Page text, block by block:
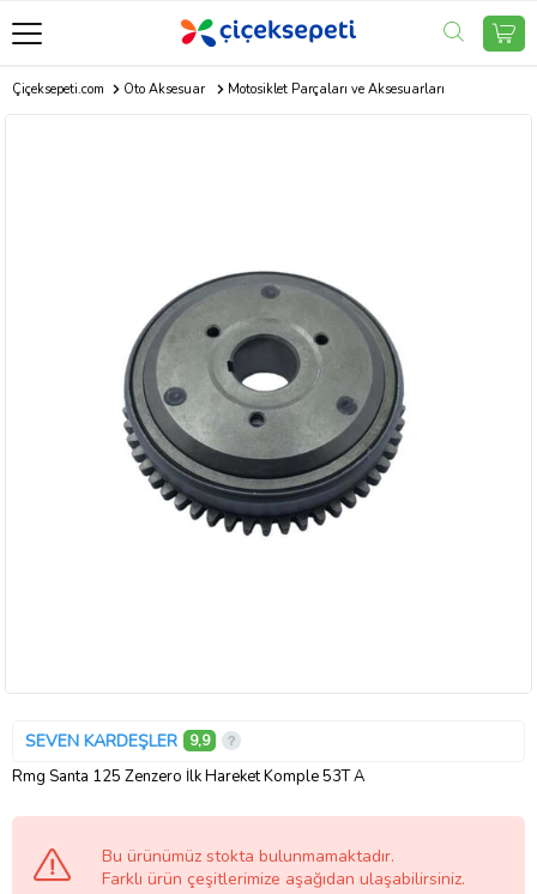
Çiçeksepeti.com Oto Aksesuar Motosiklet Parçaları ve Aksesuarları
SEVEN KARDEŞLER 9,9
Rmg Santa 125 Zenzero İlk Hareket Komple 53T A
Bu ürünümüz stokta bulunmamaktadır.
Farklı ürün çeşitlerimize aşağıdan ulaşabilirsiniz.